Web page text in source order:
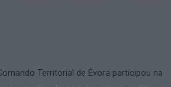
Territorial de Évora participou na